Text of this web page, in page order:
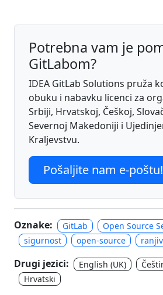
Potrebna vam je
GitLabom?
IDEA GitLab Solutions pruža
obuku i nabavku licenci za
Srbiji, Hrvatskoj, Češkoj,
Severnoj Makedoniji i
Kraljevstvu.
Pošaljite nam e-poštu!
Oznake: GitLab
Open Source
sigurnost
open-source
Drugi jezici: English (UK)
Hrvatski